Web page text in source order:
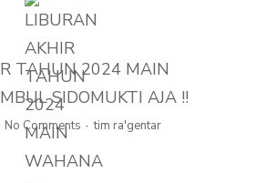
TAHUN 2024 MAIN
SIDOMUKTI AJA !!
No Comments tim ra'gentar